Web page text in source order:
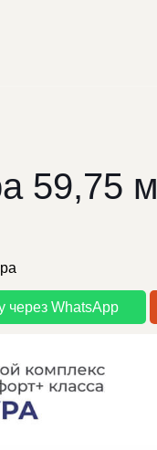
59,75 м
через WhatsApp